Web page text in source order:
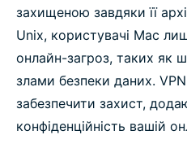
захищеною завдяки її
Unix, користувачі Mac
онлайн-загроз, таких як
злами безпеки даних.
забезпечити захист,
конфіденційність вашій